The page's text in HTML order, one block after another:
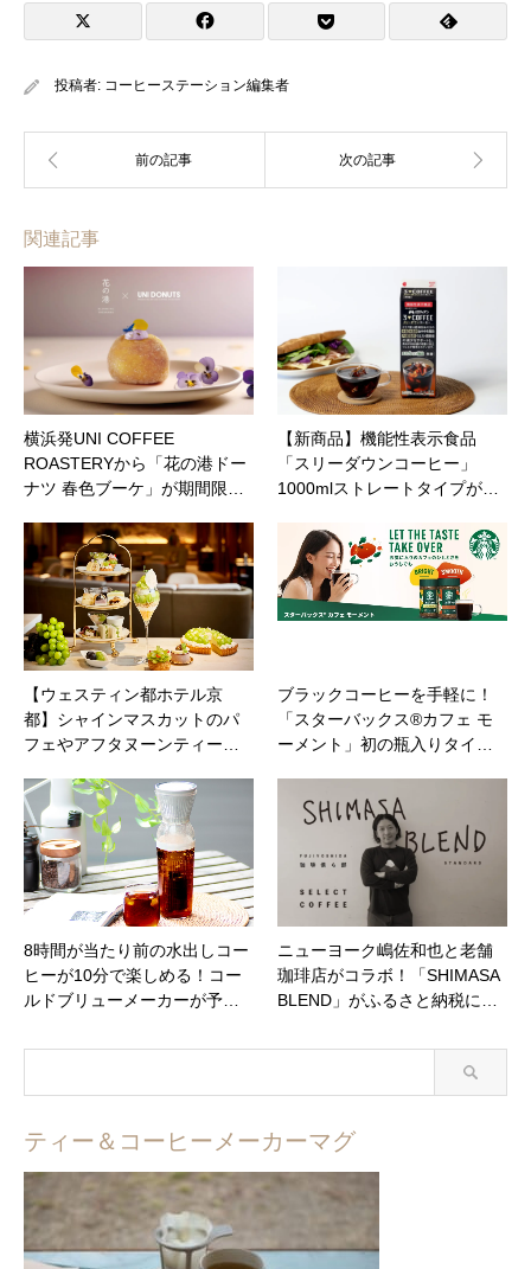
投稿者: コーヒーステーション編集者
関連記事
横浜発UNI COFFEE
ROASTERYから「花の港ドー
ナツ 春色ブーケ」が期間限…
【新商品】機能性表示食品
「スリーダウンコーヒー」
1000mlストレートタイプが…
【ウェスティン都ホテル京
都】シャインマスカットのパ
フェやアフタヌーンティー…
ブラックコーヒーを手軽に！
「スターバックス®カフェ モ
ーメント」初の瓶入りタイ…
8時間が当たり前の水出しコー
ヒーが10分で楽しめる！コー
ルドブリューメーカーが予…
ニューヨーク嶋佐和也と老舗
珈琲店がコラボ！「SHIMASA
BLEND」がふるさと納税に…
ティー＆コーヒーメーカーマグ